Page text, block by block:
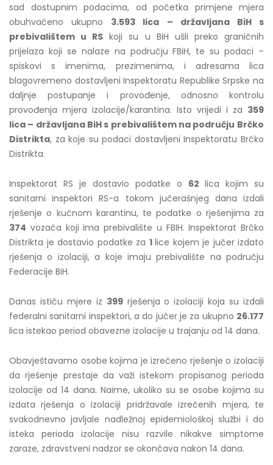
sad dostupnim podacima, od početka primjene mjera
obuhvaćeno ukupno 3.593 lica – državljana BiH s
prebivalištem u RS koji su u BiH ušli preko graničnih
prijelaza koji se nalaze na području FBiH, te su podaci –
spiskovi s imenima, prezimenima, i adresama lica
blagovremeno dostavljeni Inspektoratu Republike Srpske na
daljnje postupanje i provođenje, odnosno kontrolu
provođenja mjera izolacije/karantina. Isto vrijedi i za 359
lica – državljana BiH s prebivalištem na području Brčko
Distrikta, za koje su podaci dostavljeni Inspektoratu Brčko
Distrikta.
Inspektorat RS je dostavio podatke o 62 lica kojim su
sanitarni inspektori RS-a tokom jučerašnjeg dana izdali
rješenje o kućnom karantinu, te podatke o rješenjima za
374 vozača koji ima prebivalište u FBIH. Inspektorat Brčko
Distrikta je dostavio podatke za 1 lice kojem je jučer izdato
rješenja o izolaciji, a koje imaju prebivalište na području
Federacije BiH.
Danas ističu mjere iz 399rješenja o izolaciji koja su izdali
federalni sanitarni inspektori, a do jučer je za ukupno 26.177
lica istekao period obavezne izolacije u trajanju od 14 dana.
Obavještavamo osobe kojima je izrečeno rješenje o izolaciji
da rješenje prestaje da važi istekom propisanog perioda
izolacije od 14 dana. Naime, ukoliko su se osobe kojima su
izdata rješenja o izolaciji pridržavale izrečenih mjera, te
svakodnevno javljale nadležnoj epidemiološkoj službi i do
isteka perioda izolacije nisu razvile nikakve simptome
zaraze, zdravstveni nadzor se okončava nakon 14 dana.